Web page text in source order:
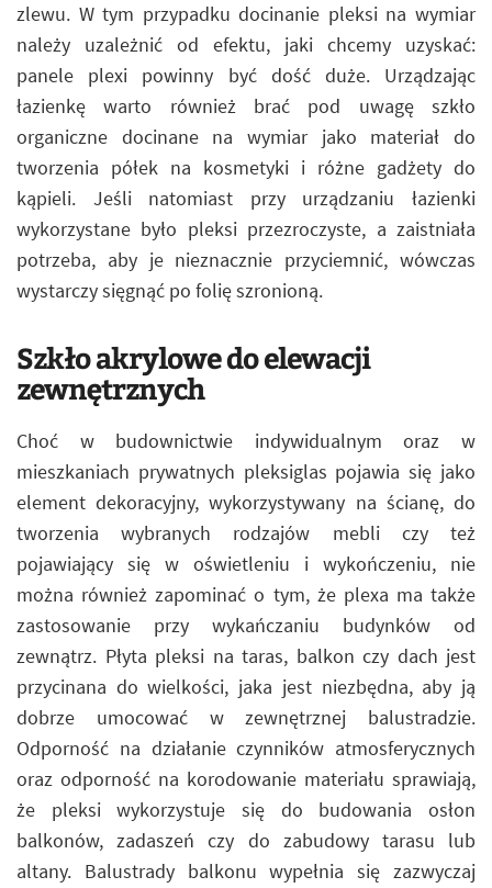
zlewu. W tym przypadku docinanie pleksi na wymiar
należy uzależnić od efektu, jaki chcemy uzyskać:
panele plexi powinny być dość duże. Urządzając
łazienkę warto również brać pod uwagę szkło
organiczne docinane na wymiar jako materiał do
tworzenia półek na kosmetyki i różne gadżety do
kąpieli. Jeśli natomiast przy urządzaniu łazienki
wykorzystane było pleksi przezroczyste, a zaistniała
potrzeba, aby je nieznacznie przyciemnić, wówczas
wystarczy sięgnąć po folię szronioną.
Szkło akrylowe do elewacji
zewnętrznych
Choć w budownictwie indywidualnym oraz w
mieszkaniach prywatnych pleksiglas pojawia się jako
element dekoracyjny, wykorzystywany na ścianę, do
tworzenia wybranych rodzajów mebli czy też
pojawiający się w oświetleniu i wykończeniu, nie
można również zapominać o tym, że plexa ma także
zastosowanie przy wykańczaniu budynków od
zewnątrz. Płyta pleksi na taras, balkon czy dach jest
przycinana do wielkości, jaka jest niezbędna, aby ją
dobrze umocować w zewnętrznej balustradzie.
Odporność na działanie czynników atmosferycznych
oraz odporność na korodowanie materiału sprawiają,
że pleksi wykorzystuje się do budowania osłon
balkonów, zadaszeń czy do zabudowy tarasu lub
altany. Balustrady balkonu wypełnia się zazwyczaj